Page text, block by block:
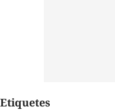
Etiquetes